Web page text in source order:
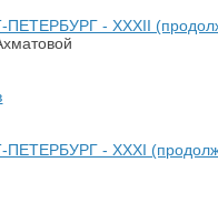
- ХХХII
- XXXI